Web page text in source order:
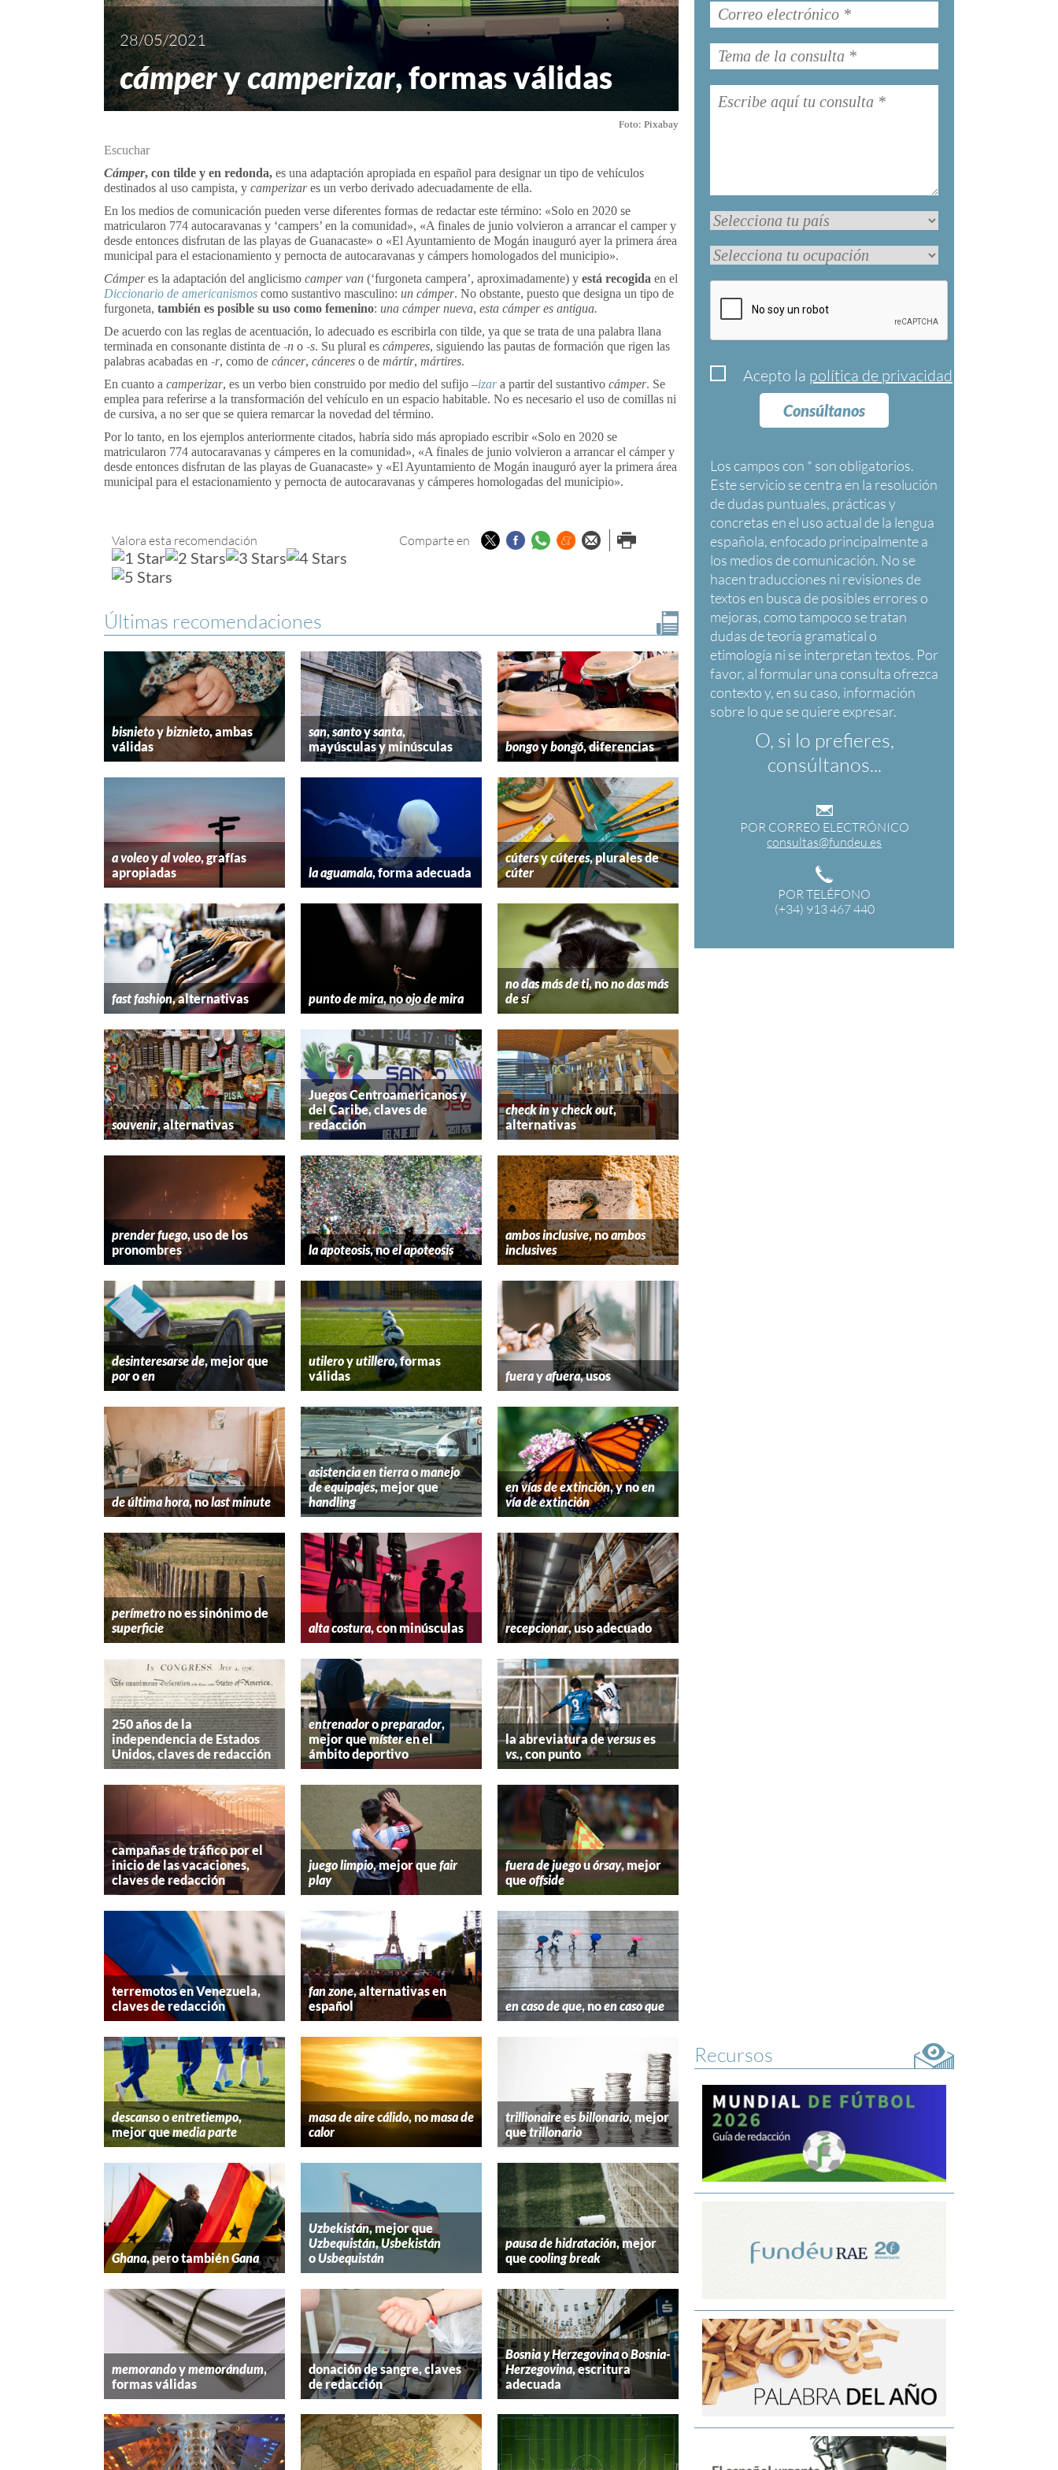
Acepto la política de privacidad
Consúltanos
Los campos con * son obligatorios
O, si lo prefieres,
consúltanos...
POR CORREO ELECTRÓNICO
consultas@fundeu.es
POR TELÉFONO
(+34) 913 467 440
28/05/2021
cámperycamperizar, formas válidas
Foto: Pixabay
Escuchar
Cámper, con tilde y en redonda, es una adaptación apropiada en español para designar un tipo de vehículos
destinados al uso campista, y camperizares un verbo derivado adecuadamente de ella.
En los medios de comunicación pueden verse diferentes formas de redactar este término: «Solo en 2020 se
matricularon 774 autocaravanas y ‘campers’ en la comunidad», «A finales de junio volvieron a arrancar el camper y
desde entonces disfrutan de las playas de Guanacaste» o «El Ayuntamiento de Mogán inauguró ayer la primera área
municipal para el estacionamiento y pernocta de autocaravanas y cámpers homologados del municipio».
Cámperes la adaptación del anglicismo camper van (‘furgoneta campera’, aproximadamente) y está recogida en el
Diccionario de americanismos como sustantivo masculino: un cámper. No obstante, puesto que designa un tipo de
furgoneta, también es posible su uso como femenino: una cámper nueva, esta cámper es antigua.
De acuerdo con las reglas de acentuación, lo adecuado es escribirla con tilde, ya que se trata de una palabra llana
terminada en consonante distinta de -n o -s. Su plural es cámperes, siguiendo las pautas de formación que rigen las
palabras acabadas en -r, como de cáncer, cánceres o de mártir, mártires.
En cuanto a camperizar, es un verbo bien construido por medio del sufijo –izara partir del sustantivo cámper. Se
emplea para referirse a la transformación del vehículo en un espacio habitable. No es necesario el uso de comillas ni
de cursiva, a no ser que se quiera remarcar la novedad del término.
Por lo tanto, en los ejemplos anteriormente citados, habría sido más apropiado escribir «Solo en 2020 se
matricularon 774 autocaravanas y cámperes en la comunidad», «A finales de junio volvieron a arrancar el cámper y
desde entonces disfrutan de las playas de Guanacaste» y «El Ayuntamiento de Mogán inauguró ayer la primera área
municipal para el estacionamiento y pernocta de autocaravanas y cámperes homologadas del municipio».
Valora esta recomendación Comparte en TwitterFacebook
Whatsapp
Menéame
Enviar porImprimir
Últimas recomendaciones
bisnietoybiznieto, ambas
válidas
san,santoysanta,
mayúsculas y minúsculas
bongoybongó, diferencias
a voleoyal voleo, grafías
apropiadas
la aguamala, forma adecuada
cútersycúteres, plurales de
cúter
fast fashion, alternativas punto de mira, noojo de mira
no das más de ti, nono das más
de sí
souvenir, alternativas
Juegos Centroamericanos y
del Caribe, claves de
redacción
check inycheck out,
alternativas
prender fuego, uso de los
pronombres
la apoteosis, noel apoteosis
ambos inclusive, noambos
inclusives
desinteresarse de, mejor que
poroen
utileroyutillero, formas
válidas
fuerayafuera, usos
de última hora, nolast minute
asistencia en tierraomanejo
de equipajes, mejor que
handling
en vías de extinción, y noen
vía de extinción
perímetrono es sinónimo de
superficie
alta costura, con minúsculas recepcionar, uso adecuado
250 años de la
independencia de Estados
Unidos, claves de redacción
entrenadoropreparador,
mejor quemísteren el
ámbito deportivo
la abreviatura deversuses
vs., con punto
campañas de tráfico por el
inicio de las vacaciones,
claves de redacción
juego limpio, mejor quefair
play
fuera de juegouórsay, mejor
queoffside
terremotos en Venezuela,
claves de redacción
fan zone, alternativas en
español
en caso de que, noen caso que
descansooentretiempo,
mejor quemedia parte
masa de aire cálido, nomasa de
calor
trillionaireesbillonario, mejor
quetrillonario
Ghana, pero tambiénGana
Uzbekistán, mejor que
Uzbequistán,Usbekistán
oUsbequistán
pausa de hidratación, mejor
quecooling break
memorandoymemorándum,
formas válidas
donación de sangre, claves
de redacción
Bosnia y HerzegovinaoBosnia-
Herzegovina, escritura
adecuada
Recursos